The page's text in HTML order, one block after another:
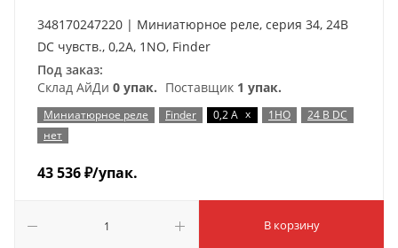
348170247220 | Миниатюрное реле, серия 34, 24В
DC чувств., 0,2А, 1NO, Finder
Под заказ:
Склад АйДи 0 упак. Поставщик 1 упак.
Миниатюрное реле Finder 0,2 А x 1НО
24 В DC
нет
43 536₽/упак.
В корзину